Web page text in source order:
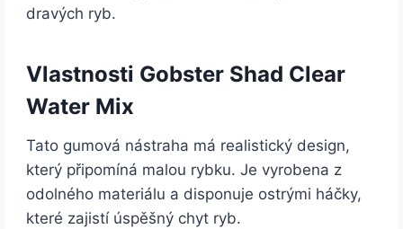
dravých ryb.
Vlastnosti Gobster Shad Clear
Water Mix
Tato gumová nástraha má realistický design,
který připomíná malou rybku. Je vyrobena z
odolného materiálu a disponuje ostrými háčky,
které zajistí úspěšný chyt ryb.